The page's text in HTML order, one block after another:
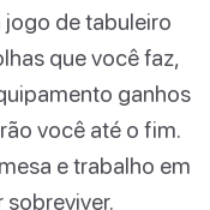
jogo de tabuleiro
que você faz,
ganhos
você até o fim.
e trabalho em